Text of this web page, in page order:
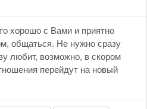
хорошо с Вами и приятно
общаться. Не нужно сразу
любит, возможно, в скором
перейдут на новый